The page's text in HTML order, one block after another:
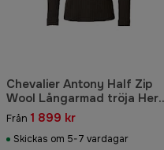
Chevalier Antony Half Zip
Wool Långarmad tröja Herr
Brun
Från 1 899 kr
Skickas om 5-7 vardagar